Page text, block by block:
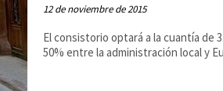
12 de noviembre de 2015
El consistorio optará a la cuantía de
50% entre la administración local y